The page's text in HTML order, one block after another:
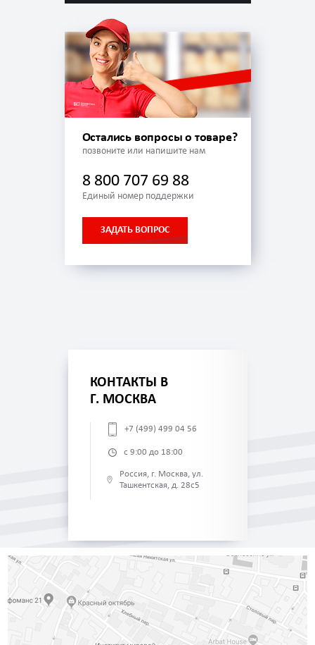
Остались вопросы о товаре?
позвоните или напишите нам
8 800 707 69 88
Единый номер поддержки
ЗАДАТЬ ВОПРОС
КОНТАКТЫ В
Г. МОСКВА
+7 (499) 499 04 56
с 9:00 до 18:00
Россия, г. Москва, ул.
Ташкентская, д. 28с5